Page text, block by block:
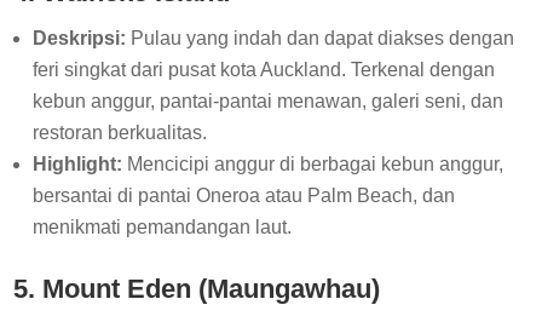
Deskripsi: Pulau yang indah dan dapat diakses dengan
feri singkat dari pusat kota Auckland. Terkenal dengan
kebun anggur, pantai-pantai menawan, galeri seni, dan
restoran berkualitas.
Highlight: Mencicipi anggur di berbagai kebun anggur,
bersantai di pantai Oneroa atau Palm Beach, dan
menikmati pemandangan laut.
5. Mount Eden (Maungawhau)